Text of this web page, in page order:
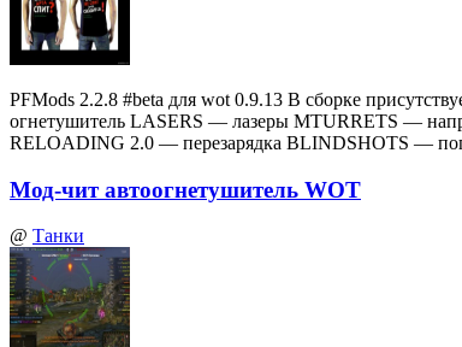
PFMods 2.2.8 #beta для wot 0.9.13 В сборке
огнетушитель LASERS — лазеры MTURRETS —
RELOADING 2.0 — перезарядка BLINDSHOTS —
Мод-чит автоогнетушитель WOT
@ Танки